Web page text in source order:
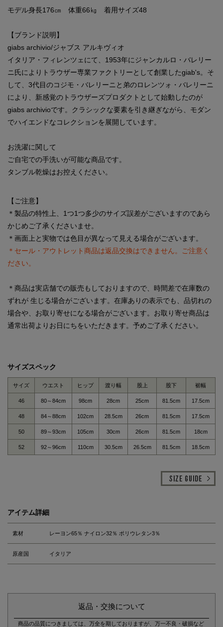
モデル身長176㎝ 体重66㎏ 着用サイズ48
【ブランド説明】
giabs archivio/ジャブス アルキヴィオ
イタリア・フィレンツェにて、1953年にジャンカルロ・バレリー
ニ氏によりトラウザー専業ファクトリーとして創業したgiab's。そ
して、3代目のコジモ・バレリーニと弟のロレンツォ・バレリーニ
により、新感覚のトラウザーズプロダクトとして始動したのが
giabs archivioです。クラシックな要素を引き継ぎながら、モダン
でハイエンドなコレクションを展開しています。
お洗濯に関して
ご自宅での手洗いが可能な商品です。
タンブル乾燥はお控えください。
【ご注意】
＊製品の特性上、1つ1つ多少のサイズ誤差がございますのであら
かじめご了承くださいませ。
＊画面上と実物では色目が異なって見える場合がございます。
＊セール・アウトレット商品は返品交換はできません。ご注意く
ださい。
＊商品は実店舗での販売もしておりますので、時間差で在庫数の
ずれが 生じる場合がございます。在庫ありの表示でも、品切れの
場合や、お取り寄せになる場合がございます。お取り寄せ商品は
通常出荷よりお日にちをいただきます。予めご了承ください。
サイズスペック
サイズ ウエスト ヒップ 渡り幅 股上 股下 裾幅
46 80～84cm 98cm 28cm 25cm 81.5cm 17.5cm
48 84～88cm 102cm 28.5cm 26cm 81.5cm 17.5cm
50 89～93cm 105cm 30cm 26cm 81.5cm 18cm
52 92～96cm 110cm 30.5cm 26.5cm 81.5cm 18.5cm
アイテム詳細
素材 レーヨン65％ ナイロン32％ ポリウレタン3％
原産国 イタリア
返品・交換について
商品の品質につきましては、万全を期しておりますが、万一不良・破損など